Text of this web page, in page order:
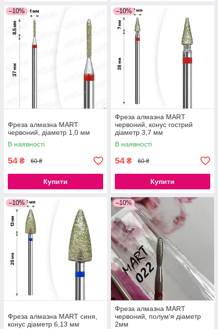
–10%
Фреза алмазна MART
червоний, діаметр 1,0 мм
В наявності
54 ₴ 60 ₴
Купити
–10%
Фреза алмазна MART
червоний, конус гострий
діаметр 3,7 мм
В наявності
54 ₴ 60 ₴
Купити
–10%
Фреза алмазна MART синя,
конус діаметр 6,13 мм
–10%
Фреза алмазна MART
червоний, полум'я діаметр
2мм